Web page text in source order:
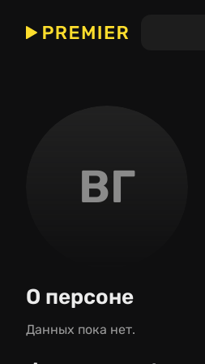
ВГ
О персоне
Данных пока нет.